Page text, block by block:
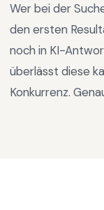
Wer bei der
den ersten
noch in KI-
überlässt diese
Konkurrenz.